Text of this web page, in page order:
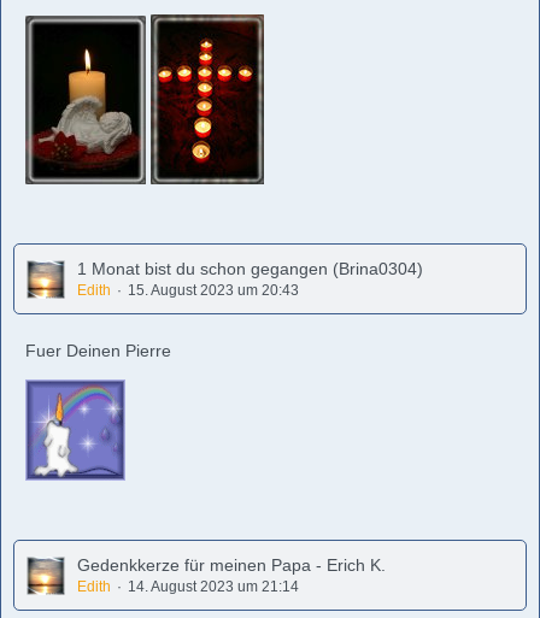
1 Monat bist du schon gegangen (Brina0304)
Edith 15. August 2023 um 20:43
Fuer Deinen Pierre
Gedenkkerze für meinen Papa - Erich K.
Edith 14. August 2023 um 21:14